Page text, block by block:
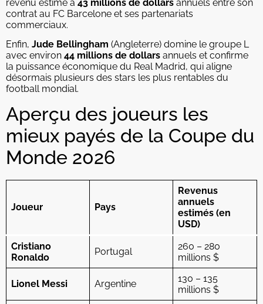
revenu estimé à 43 millions de dollars annuels entre son
contrat au FC Barcelone et ses partenariats
commerciaux.
Enfin, Jude Bellingham (Angleterre) domine le groupe L
avec environ 44 millions de dollars annuels et confirme
la puissance économique du Real Madrid, qui aligne
désormais plusieurs des stars les plus rentables du
football mondial.
Aperçu des joueurs les
mieux payés de la Coupe du
Monde 2026
Joueur Pays
Revenus
annuels
estimés (en
USD)
Cristiano
Ronaldo
Portugal
260 – 280
millions $
Lionel Messi Argentine
130 – 135
millions $